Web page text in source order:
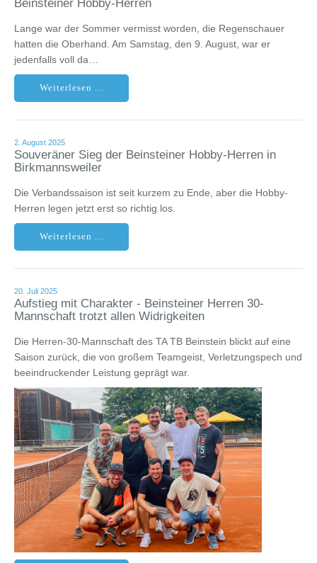
Beinsteiner Hobby-Herren
Lange war der Sommer vermisst worden, die Regenschauer
hatten die Oberhand. Am Samstag, den 9. August, war er
jedenfalls voll da…
Weiterlesen ...
2. August 2025
Souveräner Sieg der Beinsteiner Hobby-Herren in
Birkmannsweiler
Die Verbandssaison ist seit kurzem zu Ende, aber die Hobby-
Herren legen jetzt erst so richtig los.
Weiterlesen ...
20. Juli 2025
Aufstieg mit Charakter - Beinsteiner Herren 30-
Mannschaft trotzt allen Widrigkeiten
Die Herren-30-Mannschaft des TA TB Beinstein blickt auf eine
Saison zurück, die von großem Teamgeist, Verletzungspech und
beeindruckender Leistung geprägt war.